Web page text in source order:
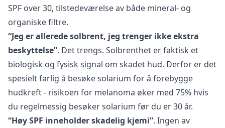
SPF over 30, tilstedeværelse av både mineral- og
organiske filtre.
“Jeg er allerede solbrent, jeg trenger ikke ekstra
beskyttelse”. Det trengs. Solbrenthet er faktisk et
biologisk og fysisk signal om skadet hud. Derfor er det
spesielt farlig å besøke solarium for å forebygge
hudkreft - risikoen for melanoma øker med 75% hvis
du regelmessig besøker solarium før du er 30 år.
“Høy SPF inneholder skadelig kjemi”. Ingen av